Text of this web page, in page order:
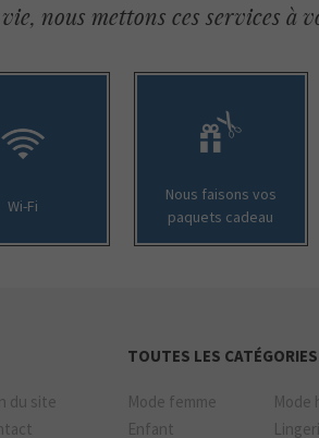
nous mettons ces services à
Wi-Fi
Nous faisons vos
paquets cadeau
du site
TOUTES LES CATÉGORIES
Mode femme
Mode
Enfant